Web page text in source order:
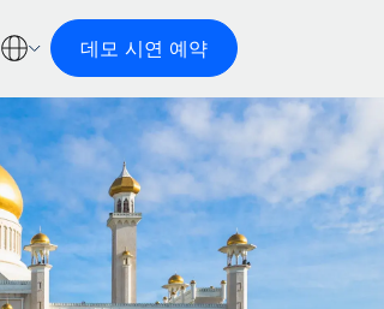
데모 시연 예약